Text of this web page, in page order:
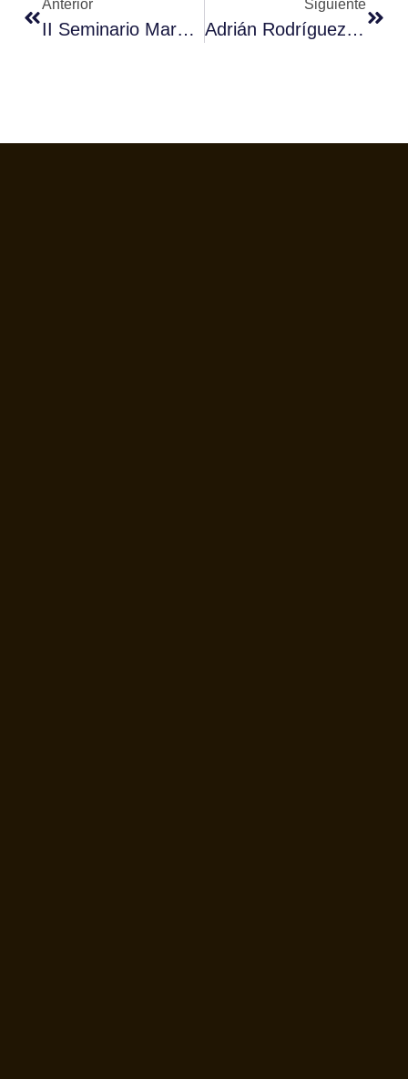
Anterior
II Seminario Marketing Café – Madrid, 11 De Junio.
Siguiente
Adrián Rodríguez Gana El Campeonato De Castilla Y León